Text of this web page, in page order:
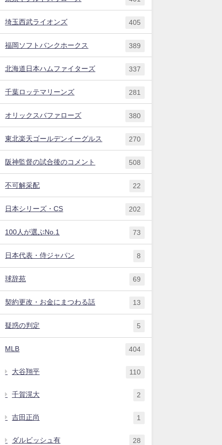
埼玉西武ライオンズ 405
福岡ソフトバンクホークス 389
北海道日本ハムファイターズ 337
千葉ロッテマリーンズ 281
オリックスバファローズ 380
東北楽天ゴールデンイーグルス 270
阪神監督の試合後のコメント 508
不可解采配 22
日本シリーズ・CS 202
100人が選ぶNo.1 73
日本代表・侍ジャパン 8
球辞苑 69
契約更改・お金にまつわる話 13
疑惑の判定 5
MLB 404
大谷翔平 110
千賀滉大 2
吉田正尚 1
ダルビッシュ有 28